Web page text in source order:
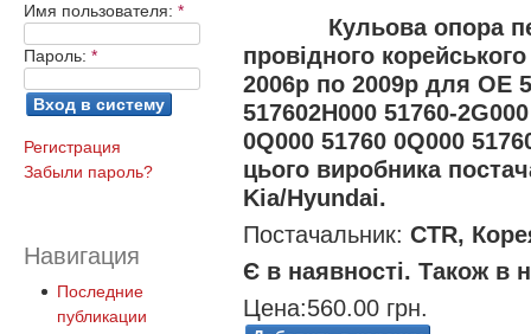
Имя пользователя: *
Пароль: *
Регистрация
Забыли пароль?
Навигация
Последние
публикации
Кульова опора
провідного
2006р по 2009р для OE
517602H000 51760-
0Q000 51760 0Q000
цього виробника
Kia/Hyundai.
Постачальник: CTR,
Є в наявностi. Також в
Цена:560.00 грн.